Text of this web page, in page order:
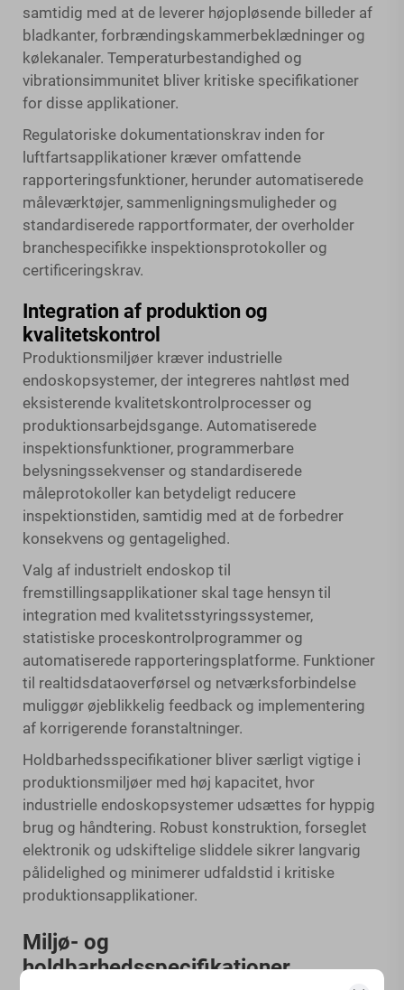
samtidig med at de leverer højopløsende billeder af
bladkanter, forbrændingskammerbeklædninger og
kølekanaler. Temperaturbestandighed og
vibrationsimmunitet bliver kritiske specifikationer
for disse applikationer.
Regulatoriske dokumentationskrav inden for
luftfartsapplikationer kræver omfattende
rapporteringsfunktioner, herunder automatiserede
måleværktøjer, sammenligningsmuligheder og
standardiserede rapportformater, der overholder
branchespecifikke inspektionsprotokoller og
certificeringskrav.
Integration af produktion og
kvalitetskontrol
Produktionsmiljøer kræver industrielle
endoskopsystemer, der integreres nahtløst med
eksisterende kvalitetskontrolprocesser og
produktionsarbejdsgange. Automatiserede
inspektionsfunktioner, programmerbare
belysningssekvenser og standardiserede
måleprotokoller kan betydeligt reducere
inspektionstiden, samtidig med at de forbedrer
konsekvens og gentagelighed.
Valg af industrielt endoskop til
fremstillingsapplikationer skal tage hensyn til
integration med kvalitetsstyringssystemer,
statistiske proceskontrolprogrammer og
automatiserede rapporteringsplatforme. Funktioner
til realtidsdataoverførsel og netværksforbindelse
muliggør øjeblikkelig feedback og implementering
af korrigerende foranstaltninger.
Holdbarhedsspecifikationer bliver særligt vigtige i
produktionsmiljøer med høj kapacitet, hvor
industrielle endoskopsystemer udsættes for hyppig
brug og håndtering. Robust konstruktion, forseglet
elektronik og udskiftelige sliddele sikrer langvarig
pålidelighed og minimerer udfaldstid i kritiske
produktionsapplikationer.
Miljø- og
holdbarhedsspecifikationer